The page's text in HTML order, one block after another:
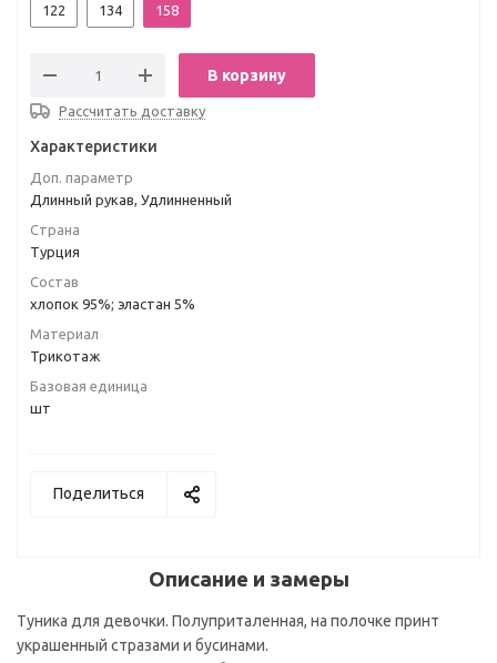
122 134 158
В корзину
Рассчитать доставку
Характеристики
Доп. параметр
Длинный рукав, Удлинненный
Страна
Турция
Состав
хлопок 95%; эластан 5%
Материал
Трикотаж
Базовая единица
шт
Поделиться
Описание и замеры
Туника для девочки. Полуприталенная, на полочке принт
украшенный стразами и бусинами.